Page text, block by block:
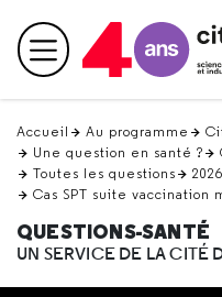
en
haut Menu principal
Accueil Au programme
Une question en santé ?
Toutes les questions
2026
Cas SPT suite vaccination
QUESTIONS-SANTÉ
UN SERVICE DE LA CITÉ